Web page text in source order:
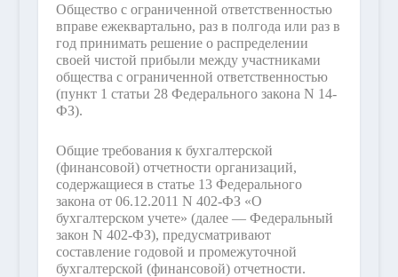
Общество с ограниченной ответственностью
вправе ежеквартально, раз в полгода или раз в
год принимать решение о распределении
своей чистой прибыли между участниками
общества с ограниченной ответственностью
(пункт 1 статьи 28 Федерального закона N 14-
ФЗ).
Общие требования к бухгалтерской
(финансовой) отчетности организаций,
содержащиеся в статье 13 Федерального
закона от 06.12.2011 N 402-ФЗ «О
бухгалтерском учете» (далее — Федеральный
закон N 402-ФЗ), предусматривают
составление годовой и промежуточной
бухгалтерской (финансовой) отчетности.